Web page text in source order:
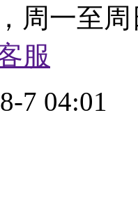
周一至周
服
7 04:01